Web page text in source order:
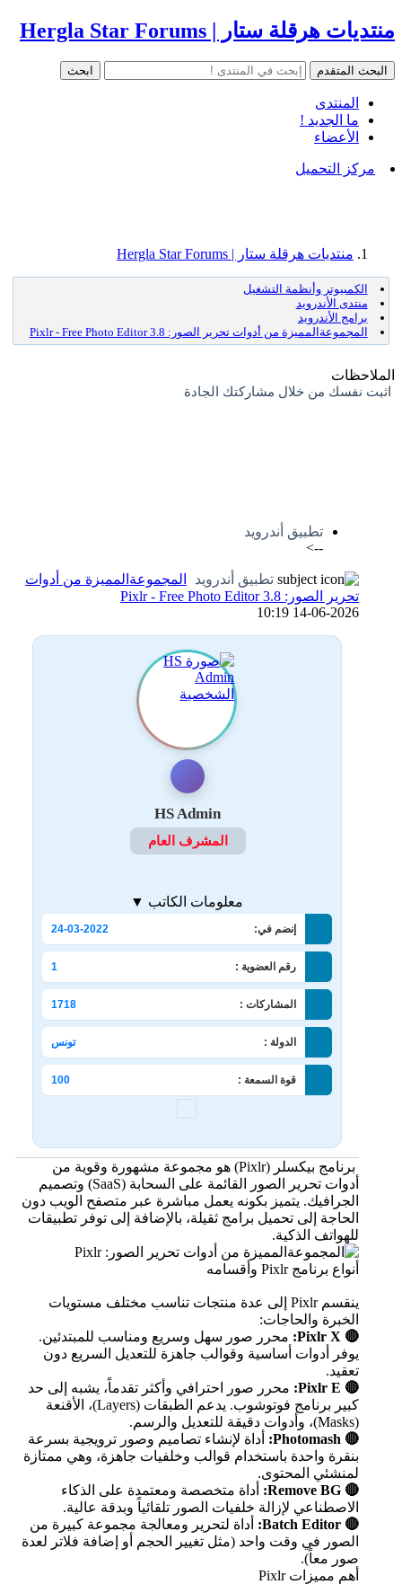
منتديات هرقلة ستار | Hergla Star Forums
المنتدى
ما الجديد !
الأعضاء
مركز التحميل
منتديات هرقلة ستار | Hergla Star Forums
الكمبيوتر وأنظمة التشغيل
منتدى الأندرويد
برامج الأندرويد
المجموعةالمميزة من أدوات تحرير الصور: Pixlr - Free Photo Editor 3.8
الملاحظات
اثبت نفسك من خلال مشاركتك الجادة
تطبيق أندرويد
-->
تطبيق أندرويد
المجموعةالمميزة من أدوات
تحرير الصور: Pixlr - Free Photo Editor 3.8
14-06-2026 10:19
HS Admin
المشرف العام
معلومات الكاتب ▼
إنضم في: 24-03-2022
رقم العضوية : 1
المشاركات : 1718
الدولة : تونس
قوة السمعة : 100
برنامج بيكسلر (Pixlr) هو مجموعة مشهورة وقوية من
أدوات تحرير الصور القائمة على السحابة (SaaS) وتصميم
الجرافيك. يتميز بكونه يعمل مباشرة عبر متصفح الويب دون
الحاجة إلى تحميل برامج ثقيلة، بالإضافة إلى توفر تطبيقات
للهواتف الذكية.
أنواع برنامج Pixlr وأقسامه
ينقسم Pixlr إلى عدة منتجات تناسب مختلف مستويات
الخبرة والحاجات:
🔴 Pixlr X:
محرر صور سهل وسريع ومناسب للمبتدئين.
يوفر أدوات أساسية وقوالب جاهزة للتعديل السريع دون
تعقيد.
🔴 Pixlr E:
محرر صور احترافي وأكثر تقدماً، يشبه إلى حد
كبير برنامج فوتوشوب. يدعم الطبقات (Layers)، الأقنعة
(Masks)، وأدوات دقيقة للتعديل والرسم.
🔴 Photomash:
أداة لإنشاء تصاميم وصور ترويجية بسرعة
بنقرة واحدة باستخدام قوالب وخلفيات جاهزة، وهي ممتازة
لمنشئي المحتوى.
🔴 Remove BG:
أداة متخصصة ومعتمدة على الذكاء
الاصطناعي لإزالة خلفيات الصور تلقائياً وبدقة عالية.
🔴 Batch Editor:
أداة لتحرير ومعالجة مجموعة كبيرة من
الصور في وقت واحد (مثل تغيير الحجم أو إضافة فلاتر لعدة
صور معاً).
أهم مميزات Pixlr